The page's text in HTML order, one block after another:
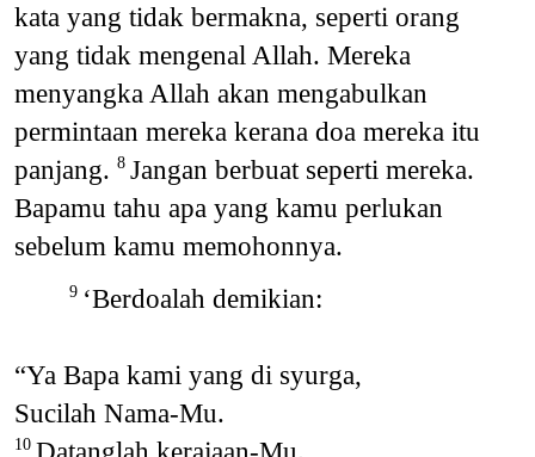
kata yang tidak bermakna, seperti orang
yang tidak mengenal Allah. Mereka
menyangka Allah akan mengabulkan
permintaan mereka kerana doa mereka itu
panjang. 8 Jangan berbuat seperti mereka.
Bapamu tahu apa yang kamu perlukan
sebelum kamu memohonnya.
9 ‘Berdoalah demikian:
“Ya Bapa kami yang di syurga,
Sucilah Nama-Mu.
10 Datanglah kerajaan-Mu.